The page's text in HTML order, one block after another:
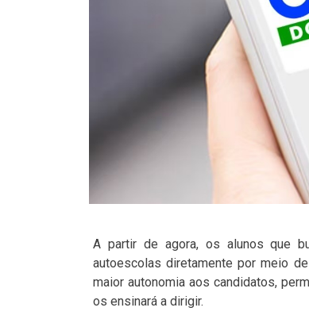
A partir de agora, os alunos que
autoescolas diretamente por meio
maior autonomia aos candidatos,
os ensinará a dirigir.